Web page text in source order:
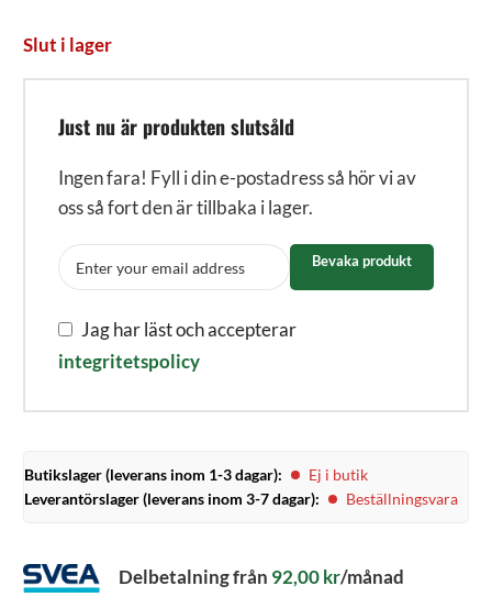
Slut i lager
Just nu är produkten slutsåld
Ingen fara! Fyll i din e-postadress så hör vi av
oss så fort den är tillbaka i lager.
Bevaka produkt
Jag har läst och accepterar
integritetspolicy
Butikslager (leverans inom 1-3 dagar):
Ej i butik
Leverantörslager (leverans inom 3-7 dagar):
Beställningsvara
Delbetalning från 92,00kr/månad